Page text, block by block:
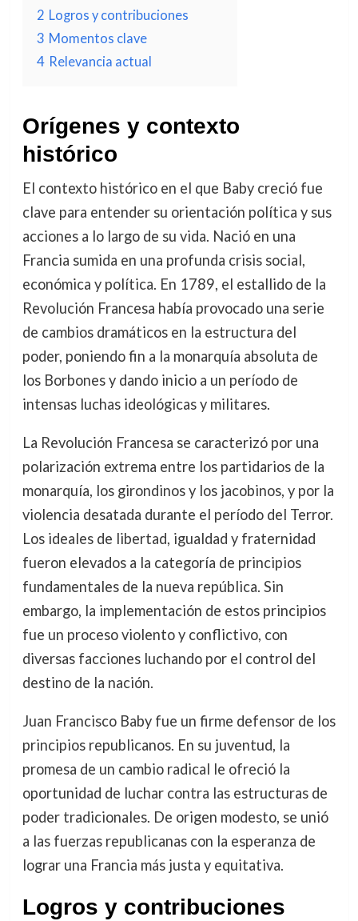
2 Logros y contribuciones
3 Momentos clave
4 Relevancia actual
Orígenes y contexto
histórico
El contexto histórico en el que Baby creció fue
clave para entender su orientación política y sus
acciones a lo largo de su vida. Nació en una
Francia sumida en una profunda crisis social,
económica y política. En 1789, el estallido de la
Revolución Francesa había provocado una serie
de cambios dramáticos en la estructura del
poder, poniendo fin a la monarquía absoluta de
los Borbones y dando inicio a un período de
intensas luchas ideológicas y militares.
La Revolución Francesa se caracterizó por una
polarización extrema entre los partidarios de la
monarquía, los girondinos y los jacobinos, y por la
violencia desatada durante el período del Terror.
Los ideales de libertad, igualdad y fraternidad
fueron elevados a la categoría de principios
fundamentales de la nueva república. Sin
embargo, la implementación de estos principios
fue un proceso violento y conflictivo, con
diversas facciones luchando por el control del
destino de la nación.
Juan Francisco Baby fue un firme defensor de los
principios republicanos. En su juventud, la
promesa de un cambio radical le ofreció la
oportunidad de luchar contra las estructuras de
poder tradicionales. De origen modesto, se unió
a las fuerzas republicanas con la esperanza de
lograr una Francia más justa y equitativa.
Logros y contribuciones